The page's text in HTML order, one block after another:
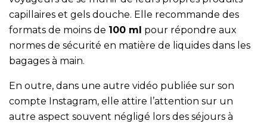
capillaires et gels douche. Elle recommande des
formats de moins de 100 ml pour répondre aux
normes de sécurité en matière de liquides dans les
bagages à main.
En outre, dans une autre vidéo publiée sur son
compte Instagram, elle attire l’attention sur un
autre aspect souvent négligé lors des séjours à